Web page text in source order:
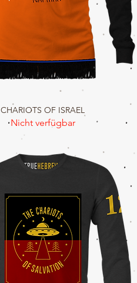
Schnellansicht
CHARIOTS OF ISRAEL
Nicht verfügbar